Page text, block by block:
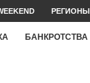
РЕГИОНЫ
БАНКРОТСТВА